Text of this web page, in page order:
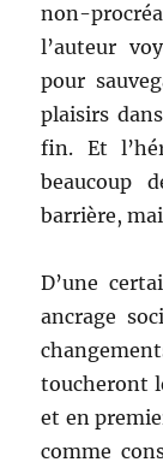
non-
l’auteur
pour
plaisirs
fin. Et
beaucoup
barrière,
D’une
ancrage
toucheront
et en
comme